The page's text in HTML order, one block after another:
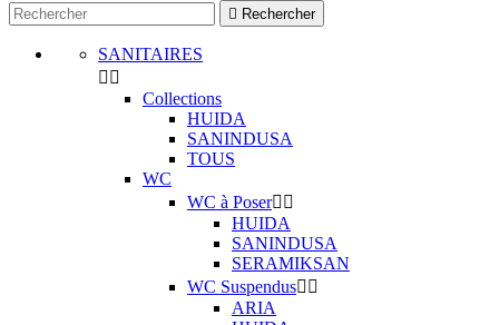
 Rechercher
SANITAIRES
 
Collections
HUIDA
SANINDUSA
TOUS
WC
WC à Poser 
HUIDA
SANINDUSA
SERAMIKSAN
WC Suspendus 
ARIA